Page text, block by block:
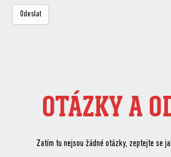
OTÁZKY A
Zatím tu nejsou žádné otázky, zeptejte se